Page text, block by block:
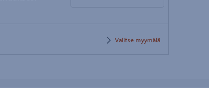
postinumero
Valitse myymälä